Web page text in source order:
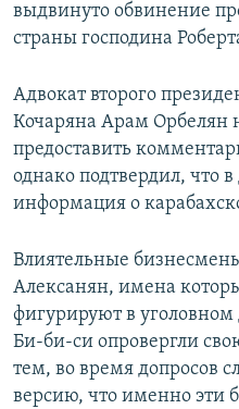
выдвинуто обвинение
страны господина
Адвокат второго
Кочаряна Арам Орбелян
предоставить
однако подтвердил, что
информация о
Влиятельные
Алексанян, имена
фигурируют в уголовном
Би-би-си опровергли
тем, во время допросов
версию, что именно эти